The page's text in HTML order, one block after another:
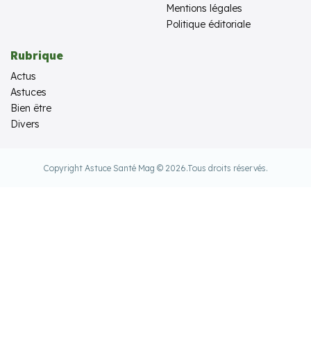
Mentions légales
Politique éditoriale
Rubrique
Actus
Astuces
Bien être
Divers
Copyright Astuce Santé Mag © 2026.Tous droits réservés.